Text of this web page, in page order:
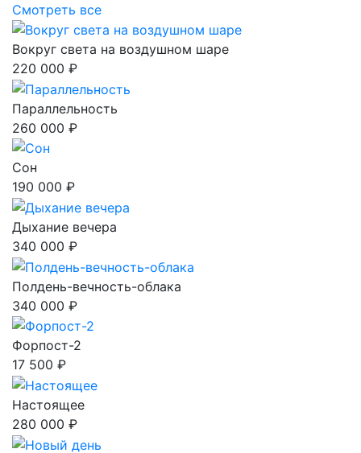
Смотреть все
Вокруг света на воздушном шаре
220 000 ₽
Параллельность
260 000 ₽
Сон
190 000 ₽
Дыхание вечера
340 000 ₽
Полдень-вечность-облака
340 000 ₽
Форпост-2
17 500 ₽
Настоящее
280 000 ₽